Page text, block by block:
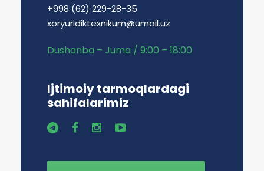
+998 (62) 229-28-35
xoryuridiktexnikum@umail.uz
Dushanba – Juma / 9:00 – 18:00
Ijtimoiy tarmoqlardagi
sahifalarimiz